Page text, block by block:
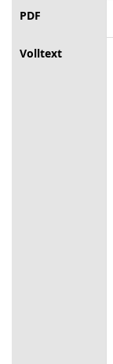
PDF
Volltext